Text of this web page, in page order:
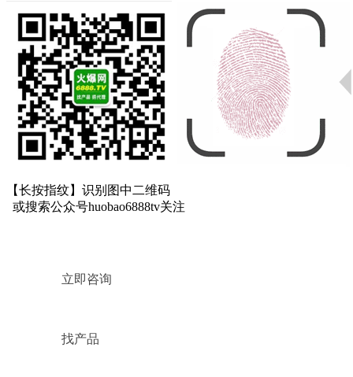
【长按指纹】 识别图中二维码
或搜索公众号huobao6888tv关注
立即咨询
找产品